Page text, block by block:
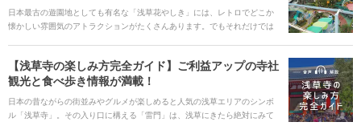
日本最古の遊園地としても有名な「浅草花やしき」には、レトロでどこか
懐かしい雰囲気のアトラクションがたくさんあります。でもそれだけでは
をお届けします。
【浅草寺の楽しみ方完全ガイド】ご利益アップの寺社
観光と食べ歩き情報が満載！
日本の昔ながらの街並みやグルメが楽しめると人気の浅草エリアのシンボ
ル「浅草寺」。その入り口に構える「雷門」は、浅草にきたら絶対にみて